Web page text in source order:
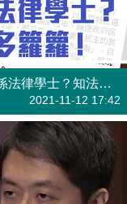
【短片】【焦點·人物】畏罪潛逃許智峯係法律學士？知法犯法黑歷史多籮籮 ！
2021-11-12 17:42